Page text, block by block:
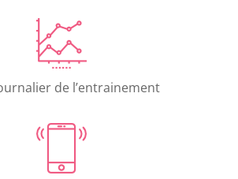
de l’entrainement